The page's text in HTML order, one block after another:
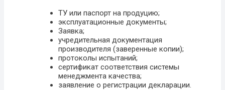
ТУ или паспорт на продуцию;
эксплуатационные документы;
Заявка;
учредительная документация
производителя (заверенные копии);
протоколы испытаний;
сертификат соответствия системы
менеджмента качества;
заявление о регистрации декларации.